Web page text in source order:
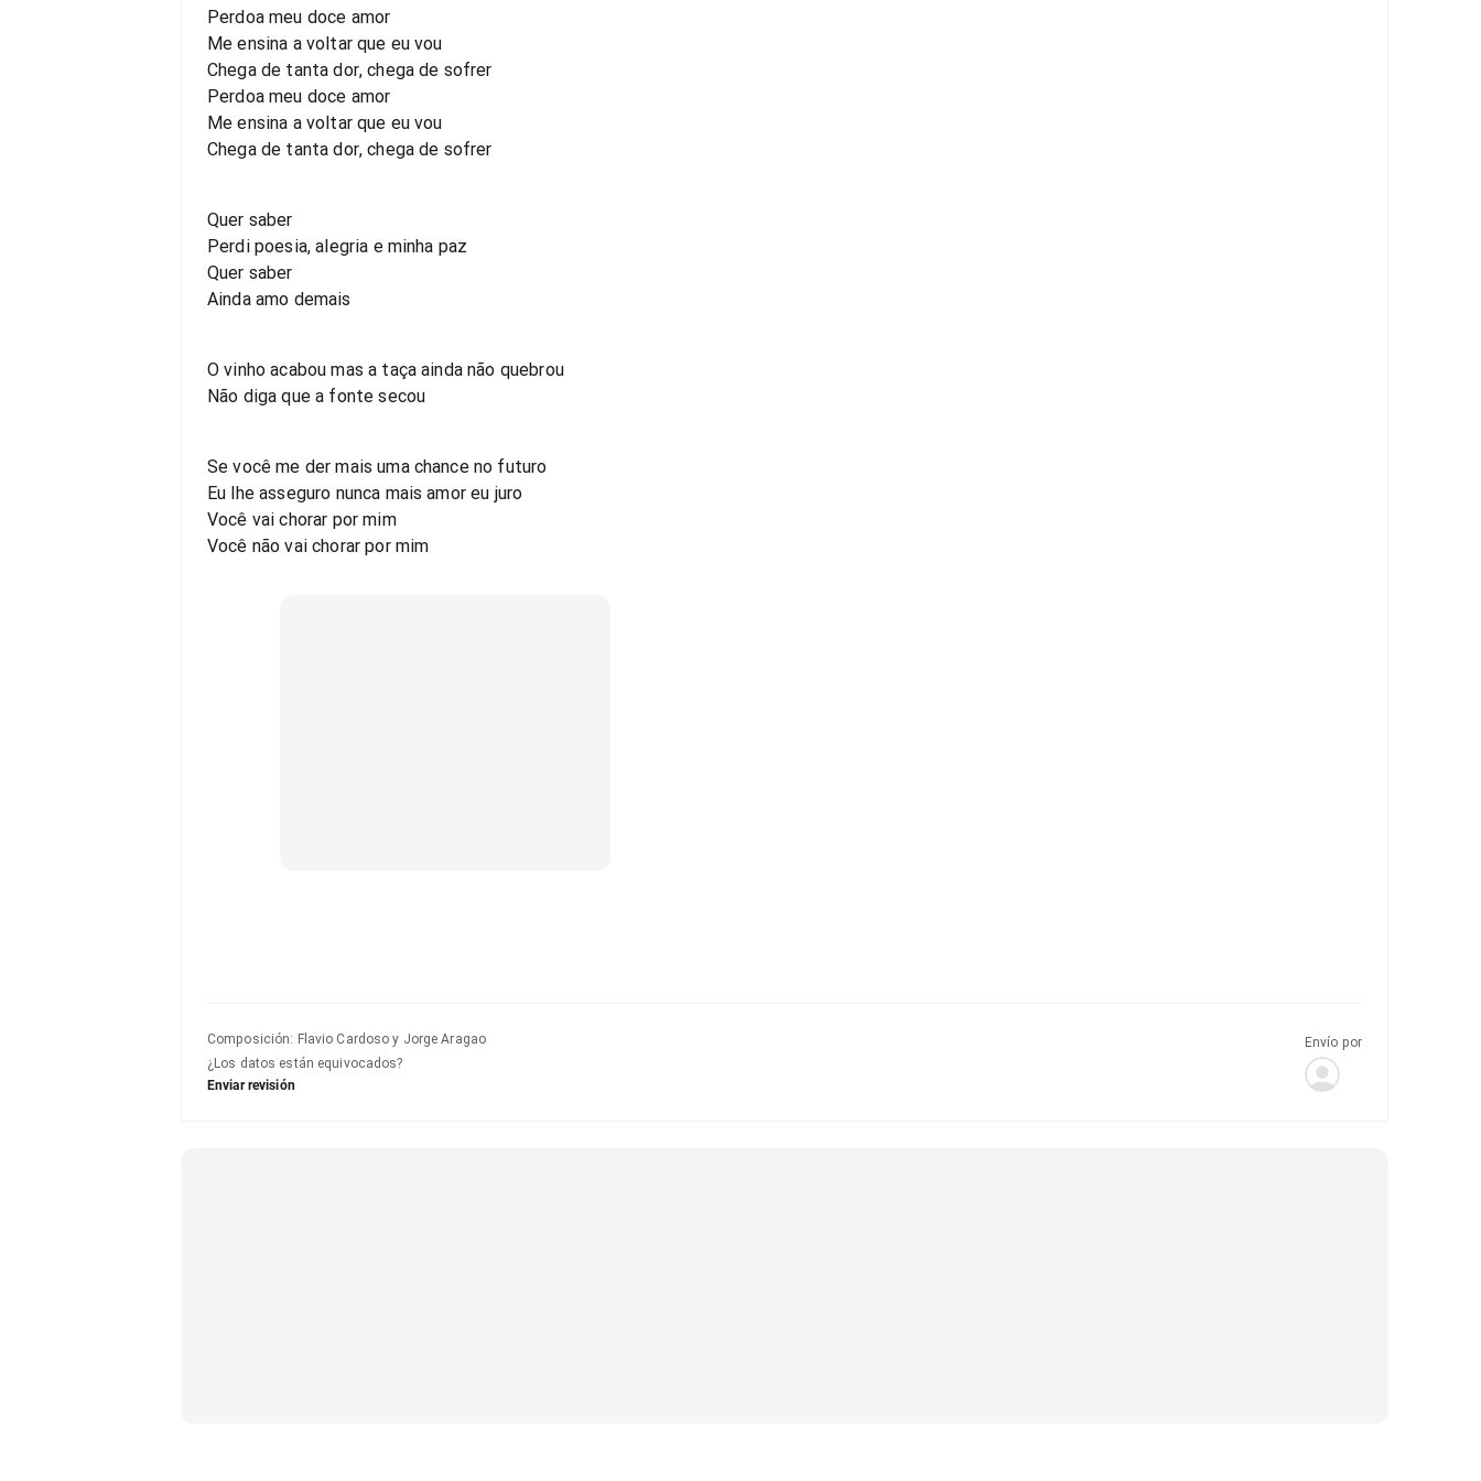
Perdoa meu doce amor
Me ensina a voltar que eu vou
Chega de tanta dor, chega de sofrer
Perdoa meu doce amor
Me ensina a voltar que eu vou
Chega de tanta dor, chega de sofrer
Quer saber
Perdi poesia, alegria e minha paz
Quer saber
Ainda amo demais
O vinho acabou mas a taça ainda não quebrou
Não diga que a fonte secou
Se você me der mais uma chance no futuro
Eu lhe asseguro nunca mais amor eu juro
Você vai chorar por mim
Você não vai chorar por mim
Composición: Flavio Cardoso y Jorge Aragao
¿Los datos están equivocados?
Enviar revisión
Envío por